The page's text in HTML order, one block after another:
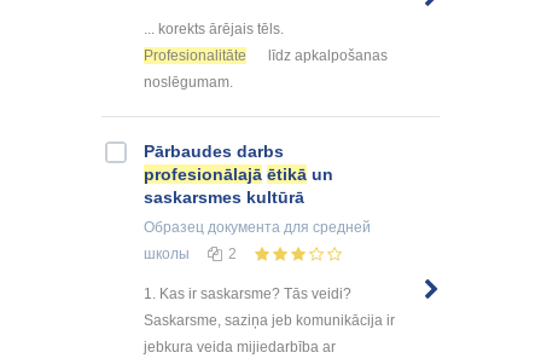
... korekts ārējais tēls.
Profesionalitāte
līdz apkalpošanas
noslēgumam.
Pārbaudes darbs
profesionālajā ētikā un
saskarsmes kultūrā
Образец документа для средней
школы
2
1. Kas ir saskarsme? Tās veidi?
Saskarsme, saziņa jeb komunikācija ir
jebkura veida mijiedarbība ar